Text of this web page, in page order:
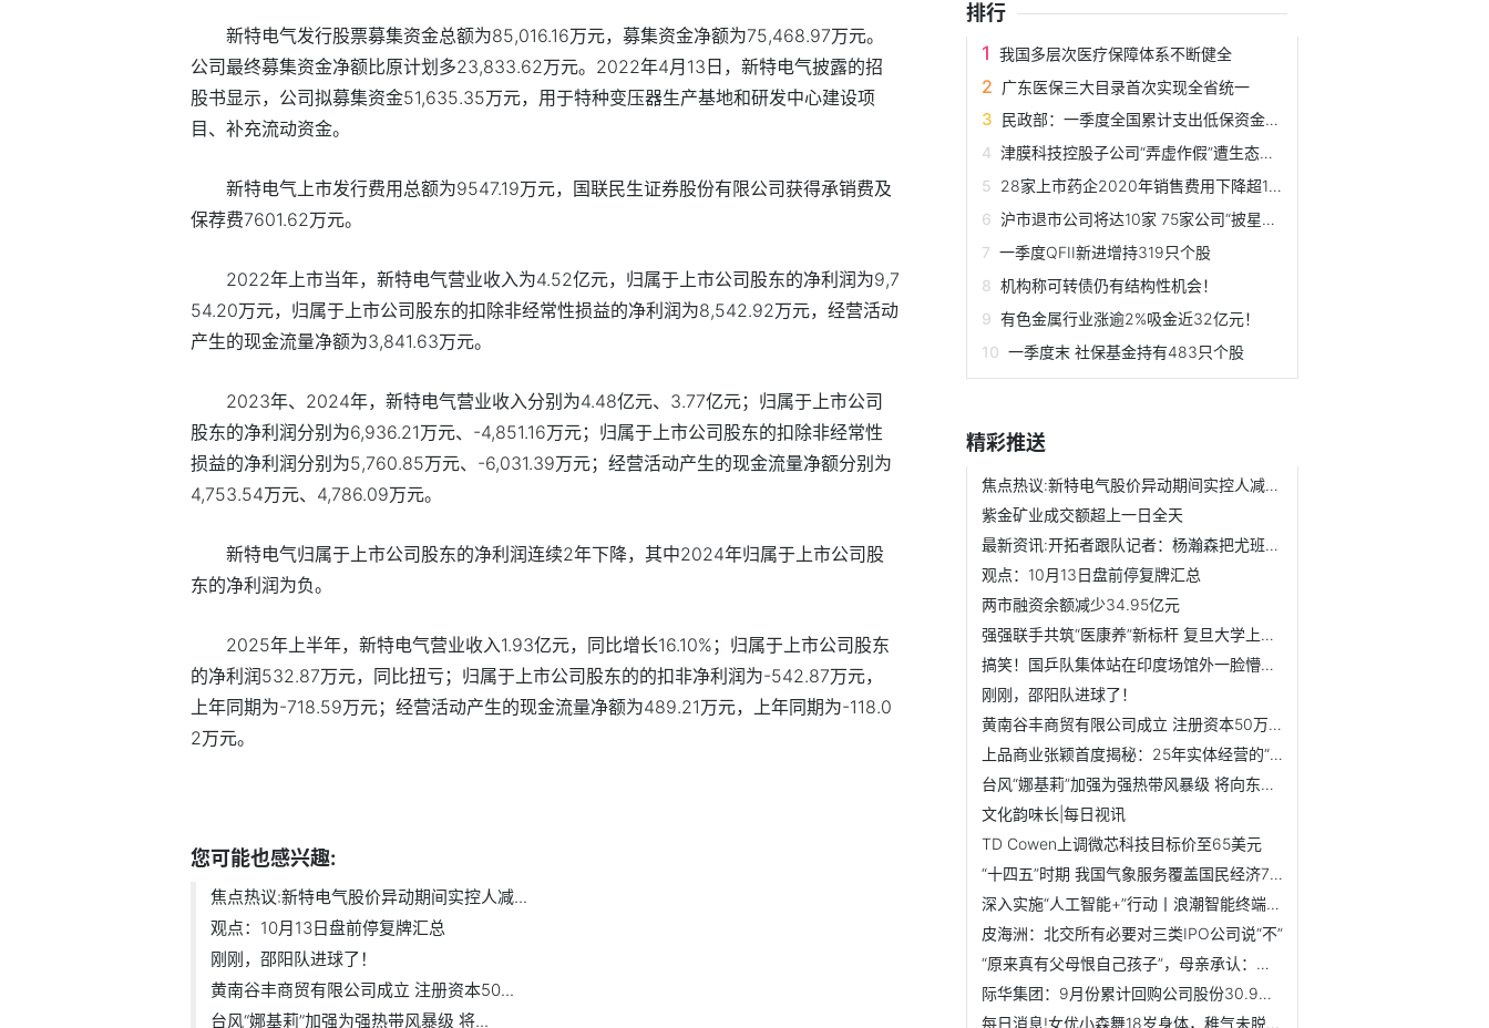
新特电气发行股票募集资金总额为85,016.16万元，募集资金净额为75,468.97万元。
公司最终募集资金净额比原计划多23,833.62万元。2022年4月13日，新特电气披露的招
股书显示，公司拟募集资金51,635.35万元，用于特种变压器生产基地和研发中心建设项
目、补充流动资金。
新特电气上市发行费用总额为9547.19万元，国联民生证券股份有限公司获得承销费及
保荐费7601.62万元。
2022年上市当年，新特电气营业收入为4.52亿元，归属于上市公司股东的净利润为9,7
54.20万元，归属于上市公司股东的扣除非经常性损益的净利润为8,542.92万元，经营活动
产生的现金流量净额为3,841.63万元。
2023年、2024年，新特电气营业收入分别为4.48亿元、3.77亿元；归属于上市公司
股东的净利润分别为6,936.21万元、-4,851.16万元；归属于上市公司股东的扣除非经常性
损益的净利润分别为5,760.85万元、-6,031.39万元；经营活动产生的现金流量净额分别为
4,753.54万元、4,786.09万元。
新特电气归属于上市公司股东的净利润连续2年下降，其中2024年归属于上市公司股
东的净利润为负。
2025年上半年，新特电气营业收入1.93亿元，同比增长16.10%；归属于上市公司股东
的净利润532.87万元，同比扭亏；归属于上市公司股东的的扣非净利润为-542.87万元，
上年同期为-718.59万元；经营活动产生的现金流量净额为489.21万元，上年同期为-118.0
2万元。
您可能也感兴趣:
焦点热议:新特电气股价异动期间实控人减...
观点：10月13日盘前停复牌汇总
刚刚，邵阳队进球了！
黄南谷丰商贸有限公司成立 注册资本50...
台风“娜基莉”加强为强热带风暴级 将...
排行
我国多层次医疗保障体系不断健全
广东医保三大目录首次实现全省统一
民政部：一季度全国累计支出低保资金约461.9亿元
津膜科技控股子公司“弄虚作假”遭生态环境部点名
28家上市药企2020年销售费用下降超10%
沪市退市公司将达10家 75家公司“披星戴帽”
一季度QFII新进增持319只个股
机构称可转债仍有结构性机会！
有色金属行业涨逾2%吸金近32亿元！
一季度末 社保基金持有483只个股
精彩推送
焦点热议:新特电气股价异动期间实控人减持 扣非净利连亏1年半
紫金矿业成交额超上一日全天
最新资讯:开拓者跟队记者：杨瀚森把尤班克斯打成了背景板，这...
观点：10月13日盘前停复牌汇总
两市融资余额减少34.95亿元
强强联手共筑“医康养”新标杆 复旦大学上海医学院与新发展...
搞笑！国乒队集体站在印度场馆外一脸懵逼，像来到了城乡结合...
刚刚，邵阳队进球了！
黄南谷丰商贸有限公司成立 注册资本50万人民币 焦点快报
上品商业张颖首度揭秘：25年实体经营的“长青密码”
台风“娜基莉”加强为强热带风暴级 将向东偏北方向移动
文化韵味长|每日视讯
TD Cowen上调微芯科技目标价至65美元
“十四五”时期 我国气象服务覆盖国民经济70余个行业大类|前...
深入实施“人工智能+”行动丨浪潮智能终端“超高清+AI”解锁...
皮海洲：北交所有必要对三类IPO公司说“不”
“原来真有父母恨自己孩子”，母亲承认：我看不得大三女儿开心
际华集团：9月份累计回购公司股份30.9万股 焦点热议
每日消息!女优小森舞18岁身体，稚气未脱脸蛋细腰身材